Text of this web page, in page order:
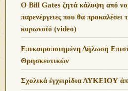
O Bill Gates ζητά κάλυψη από
παρενέργειες που θα προκαλέσει
κορωνοϊό (video)
Επικαιροποιημένη Δήλωση
Θρησκευτικών
Σχολικά ἐγχειρίδια ΛΥΚΕΙΟΥ